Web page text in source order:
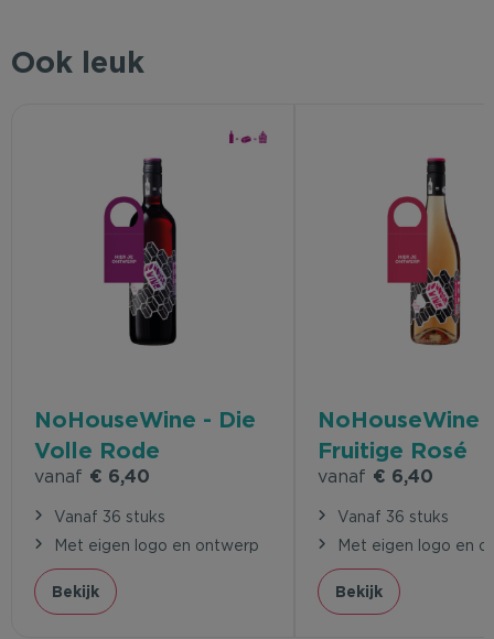
Ook leuk
NoHouseWine - Die
Volle Rode
vanaf € 6,40
Vanaf 36 stuks
Met eigen logo en ontwerp
Bekijk
NoHouseWine
Fruitige Rosé
vanaf € 6,40
Vanaf 36 stuks
Met eigen logo en
Bekijk